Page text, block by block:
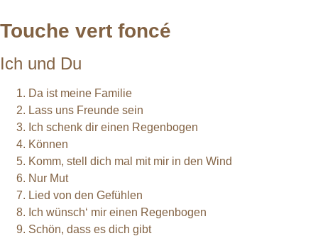
Touche vert foncé
Ich und Du
Da ist meine Familie
Lass uns Freunde sein
Ich schenk dir einen Regenbogen
Können
Komm, stell dich mal mit mir in den Wind
Nur Mut
Lied von den Gefühlen
Ich wünsch‘ mir einen Regenbogen
Schön, dass es dich gibt